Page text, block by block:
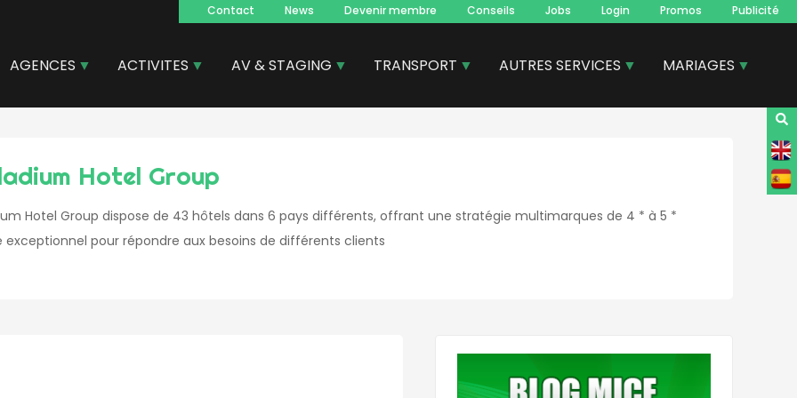
Navegacion
principal
Contact News Devenir membre Conseils Jobs Login Promos Publicité
AGENCES ACTIVITES AV & STAGING TRANSPORT AUTRES SERVICES MARIAGES
Hotel Group
Hotel Group dispose de 43 hôtels dans 6 pays différents, offrant une stratégie multimarques de 4 * à 5 *
exceptionnel pour répondre aux besoins de différents clients